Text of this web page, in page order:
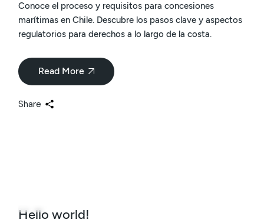
Conoce el proceso y requisitos para concesiones
marítimas en Chile. Descubre los pasos clave y aspectos
regulatorios para derechos a lo largo de la costa.
Read More
Share
Hello world!